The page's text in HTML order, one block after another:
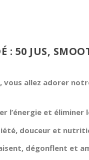
: 50 JUS,
vous allez adorer
l’énergie et éliminer
douceur et
dégonflent et